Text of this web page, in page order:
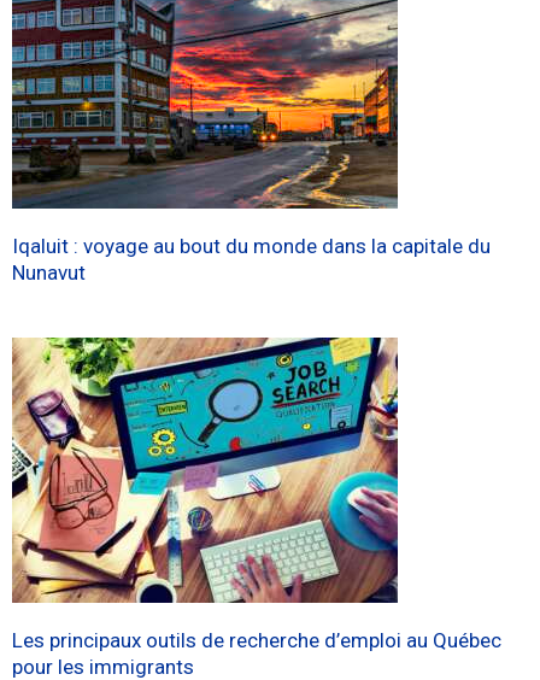
Iqaluit : voyage au bout du monde dans la capitale du
Nunavut
Les principaux outils de recherche d’emploi au Québec
pour les immigrants